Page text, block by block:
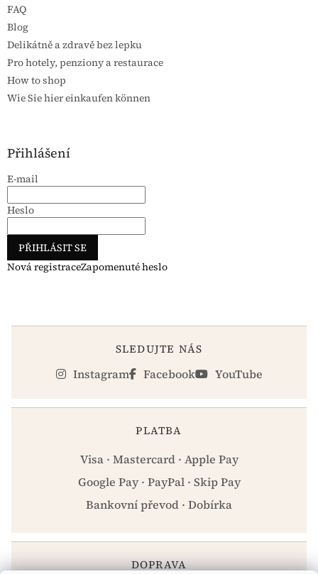
FAQ
Blog
Delikátně a zdravě bez lepku
Pro hotely, penziony a restaurace
How to shop
Wie Sie hier einkaufen können
Přihlášení
E-mail
Heslo
PŘIHLÁSIT SE
Nová registraceZapomenuté heslo
SLEDUJTE NÁS
Instagram Facebook YouTube
PLATBA
Visa · Mastercard · Apple Pay
Google Pay · PayPal · Skip Pay
Bankovní převod · Dobírka
DOPRAVA